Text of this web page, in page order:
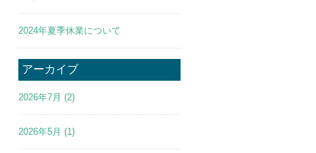
2024年夏季休業について
アーカイブ
2026年7月 (2)
2026年5月 (1)